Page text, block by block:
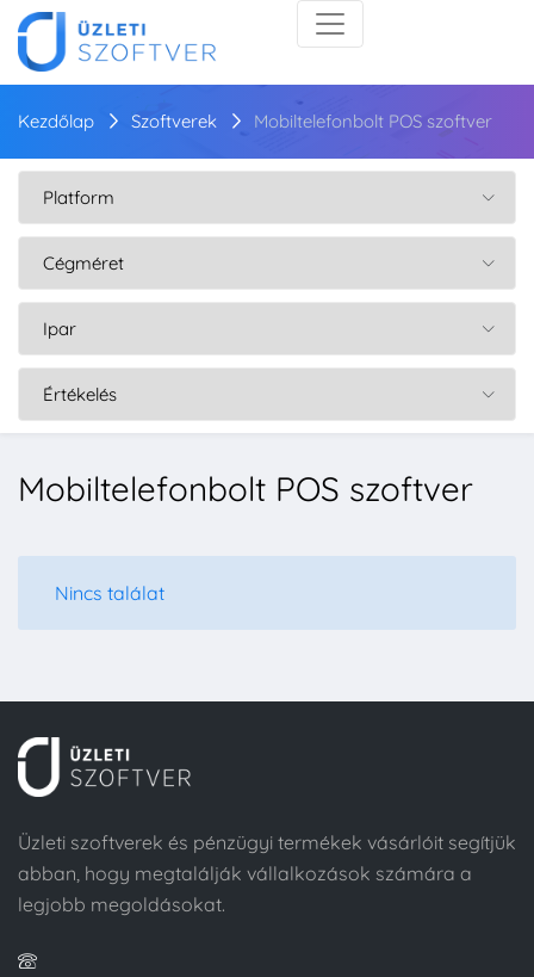
Kezdőlap Szoftverek Mobiltelefonbolt POS szoftver
Mobiltelefonbolt POS szoftver
Nincs találat
Üzleti szoftverek és pénzügyi termékek vásárlóit segítjük
abban, hogy megtalálják vállalkozások számára a
legjobb megoldásokat.